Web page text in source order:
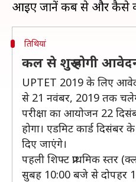
तिथियां
कल से शुरू होगी आवेदन
UPTET 2019 के लिए
से 21 नवंबर, 2019 तक
परीक्षा का आयोजन 22
होगा। एडमिट कार्ड
दिए जाएंगे।
पहली शिफ्ट प्राथमिक स्तर
सुबह 10:00 बजे से दोपहर